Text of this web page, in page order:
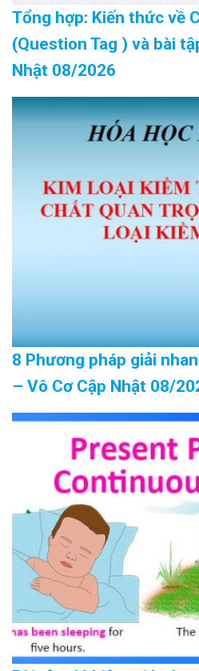
Tổng hợp: Kiến thức về
(Question Tag ) và bài
Nhật 08/2026
8 Phương pháp giải
– Vô Cơ Cập Nhật 08/